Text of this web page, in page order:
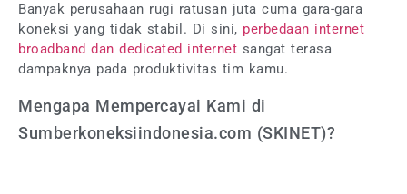
Banyak perusahaan rugi ratusan juta cuma gara-gara
koneksi yang tidak stabil. Di sini, perbedaan internet
broadband dan dedicated internet sangat terasa
dampaknya pada produktivitas tim kamu.
Mengapa Mempercayai Kami di
Sumberkoneksiindonesia.com (SKINET)?